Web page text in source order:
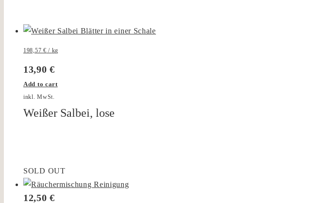
198,57 € / kg
13,90€
Add to cart
inkl. MwSt.
Weißer Salbei, lose
SOLD OUT
12,50€